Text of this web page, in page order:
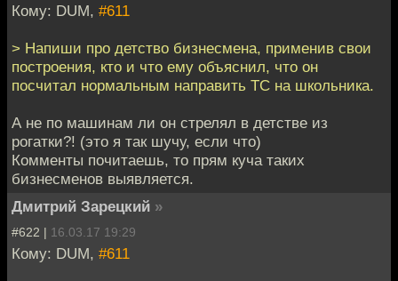
Кому: DUM, #611
> Напиши про детство бизнесмена, применив свои
построения, кто и что ему объяснил, что он
посчитал нормальным направить ТС на школьника.
А не по машинам ли он стрелял в детстве из
рогатки?! (это я так шучу, если что)
Комменты почитаешь, то прям куча таких
бизнесменов выявляется.
Дмитрий Зарецкий »
#622 | 16.03.17 19:29
Кому: DUM, #611